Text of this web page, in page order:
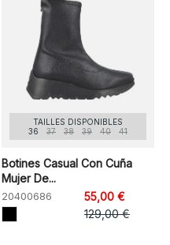
TAILLES DISPONIBLES
36
37 38 39 40 41
Botines Casual Con Cuña
Mujer De...
20400686
55,00 €
129,00 €